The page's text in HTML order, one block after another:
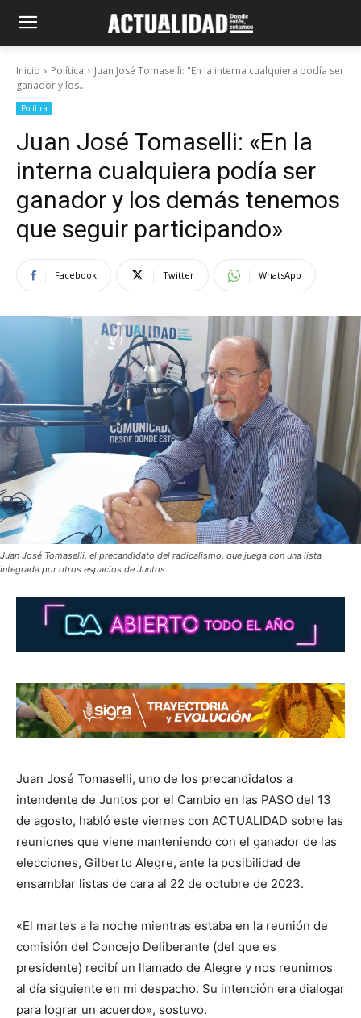
Inicio Política
Juan José Tomaselli: "En la interna cualquiera podía ser
ganador y los...
Política
Juan José Tomaselli: «En la
interna cualquiera podía ser
ganador y los demás tenemos
que seguir participando»
Facebook Twitter WhatsApp
Juan José Tomaselli, el precandidato del radicalismo, que juega con una lista
integrada por otros espacios de Juntos
Juan José Tomaselli, uno de los precandidatos a
intendente de Juntos por el Cambio en las PASO del 13
de agosto, habló este viernes con ACTUALIDAD sobre las
reuniones que viene manteniendo con el ganador de las
elecciones, Gilberto Alegre, ante la posibilidad de
ensamblar listas de cara al 22 de octubre de 2023.
«El martes a la noche mientras estaba en la reunión de
comisión del Concejo Deliberante (del que es
presidente) recibí un llamado de Alegre y nos reunimos
al día siguiente en mi despacho. Su intención era dialogar
para lograr un acuerdo», sostuvo.